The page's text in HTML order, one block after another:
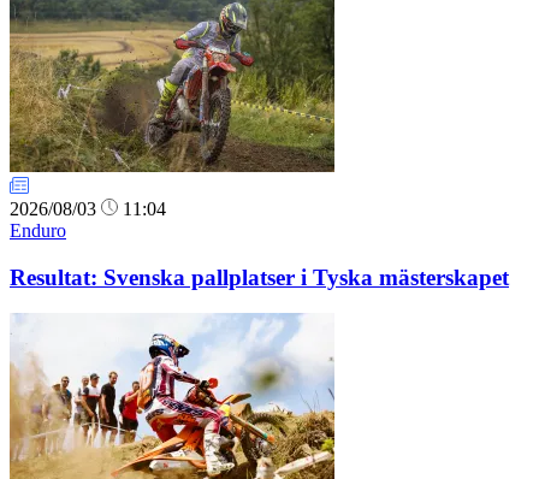
2026/08/03
11:04
Enduro
Resultat: Svenska pallplatser i Tyska mästerskapet